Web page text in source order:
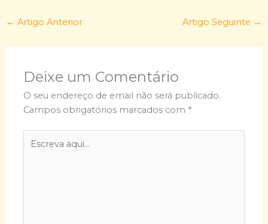
← Artigo Anterior Artigo Seguinte →
Deixe um Comentário
O seu endereço de email não será publicado.
Campos obrigatórios marcados com *